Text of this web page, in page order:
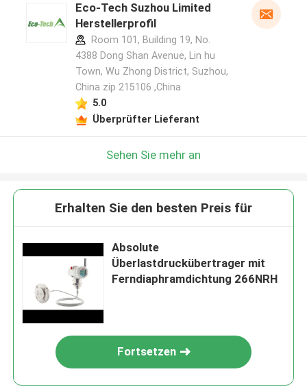
Eco-Tech Suzhou Limited
Herstellerprofil
Room 101, Building 19, No.
4388 Dong Shan Avenue, Lin hu
Town, Wu Zhong District, Suzhou,
China zip 215106 ,China
5.0
Überprüfter Lieferant
Sehen Sie mehr an
Erhalten Sie den besten Preis für
Absolute
Überlastdruckübertrager mit
Ferndiaphramdichtung 266NRH
Fortsetzen